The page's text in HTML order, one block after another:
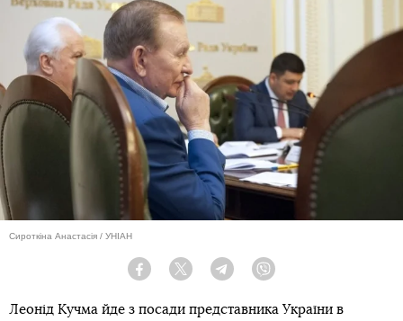
Сироткіна Анастасія / УНІАН
Facebook Twitter Telegram
Леонід Кучма йде з посади представника України в